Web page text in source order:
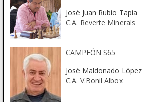
José Juan Rubio Tapia
C.A. Reverte Minerals
CAMPEÓN S65
José Maldonado López
C.A. V.Bonil Albox